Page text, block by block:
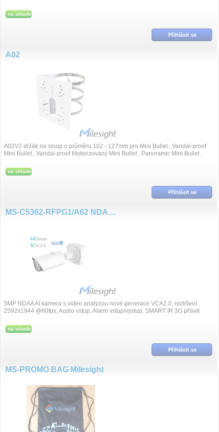
na sklade
Přihlásit se
A02
A02V2 držák na sloup o průměru 102 - 127mm pro Mini Bullet , Vandal-proof
Mini Bullet , Vandal-proof Motorizovaný Mini Bullet , Panoramic Mini Bullet ,
na sklade
Přihlásit se
MS-C5362-RFPG1/A62 NDAA 5MP/60fps ZOOM 2.7~13.5mm, PRO AI
5MP NDAA AI kamera s video analýzou nové generace VCA2.0, rozlišení
2592x1944 @60fps, Audio vstup, Alarm vstup/výstup, SMART IR 3G přísvit
na sklade
Přihlásit se
MS-PROMO BAG Milesight